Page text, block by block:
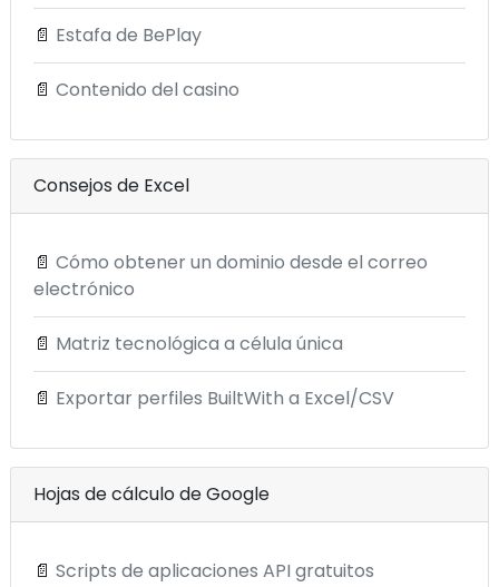
📄 Estafa de BePlay
📄 Contenido del casino
Consejos de Excel
📄 Cómo obtener un dominio desde el correo
electrónico
📄 Matriz tecnológica a célula única
📄 Exportar perfiles BuiltWith a Excel/CSV
Hojas de cálculo de Google
📄 Scripts de aplicaciones API gratuitos